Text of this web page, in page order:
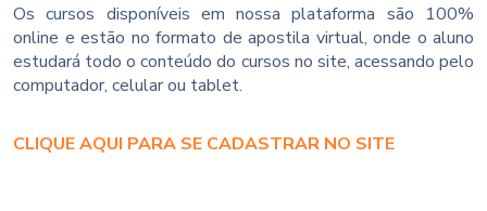
Os cursos disponíveis em nossa plataforma são 100%
online e estão no formato de apostila virtual, onde o aluno
estudará todo o conteúdo do cursos no site, acessando pelo
computador, celular ou tablet.
CLIQUE AQUI PARA SE CADASTRAR NO SITE